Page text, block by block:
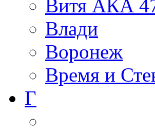
Витя АКА
Влади
Воронеж
Время и
Г